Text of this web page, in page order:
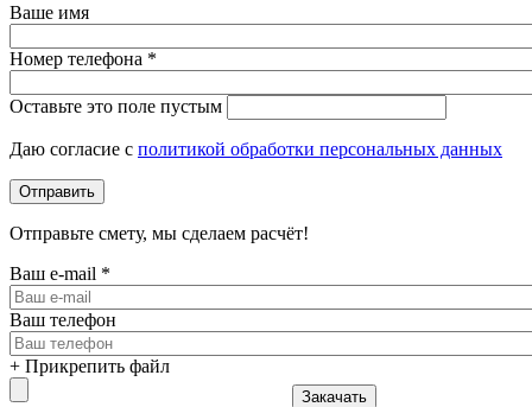
Ваше имя
Номер телефона *
Оставьте это поле пустым
Даю согласие с политикой обработки персональных данных
Отправьте смету, мы сделаем расчёт!
Ваш e-mail *
Ваш телефон
+ Прикрепить файл